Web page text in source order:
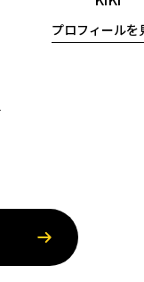
プロフィールを